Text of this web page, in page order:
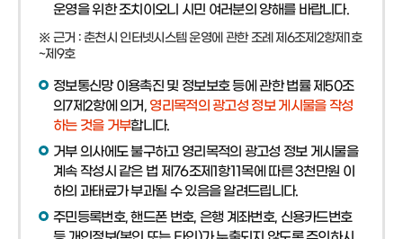
운영을 위한 조치이오니 시민 여러분의 양해를 바랍니다.
※ 근거 : 춘천시 인터넷시스템 운영에 관한 조례 제6조제2항제1호
~제9호
정보통신망 이용촉진 및 정보보호 등에 관한 법률 제50조
의7제2항에 의거, 영리목적의 광고성 정보 게시물을 작성
하는 것을 거부합니다.
거부 의사에도 불구하고 영리목적의 광고성 정보 게시물을
계속 작성시 같은 법 제76조제1항11목에 따른 3천만원 이
하의 과태료가 부과될 수 있음을 알려드립니다.
주민등록번호, 핸드폰 번호, 은행 계좌번호, 신용카드번호